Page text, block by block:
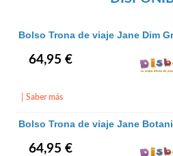
Bolso Trona de viaje Jane Dim
Saber más
64,95 €
Bolso Trona de viaje Jane
64,95 €